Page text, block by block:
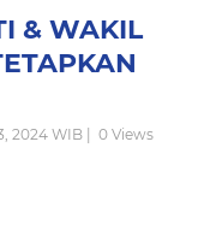
& WAKIL
2024 WIB | 0 Views